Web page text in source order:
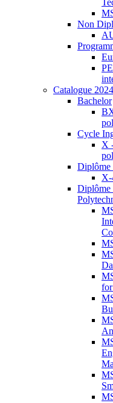
Non
Catalogue
Bachelor
Cycle
X
Diplôme
X-
Diplôme